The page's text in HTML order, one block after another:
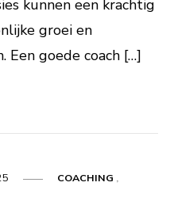
kunnen een krachtig
groei en
goede coach […]
COACHING ,